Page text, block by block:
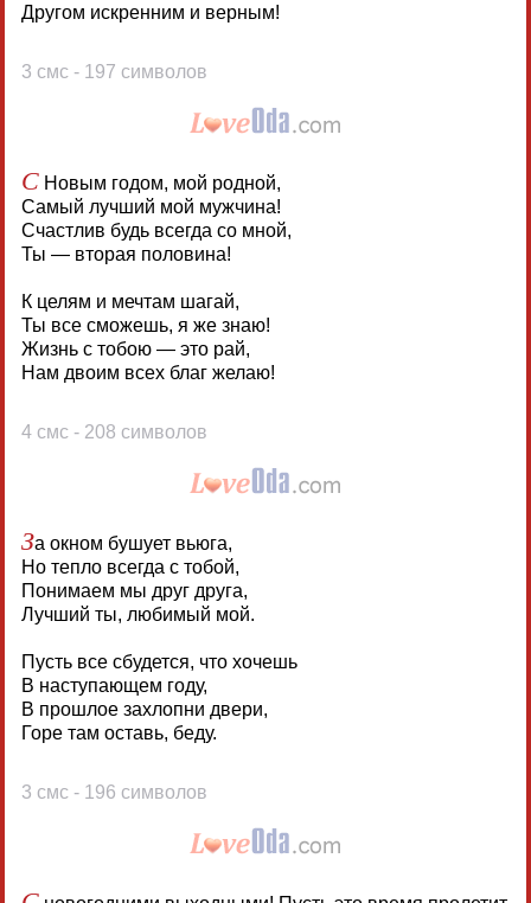
Другом искренним и верным!
3 смс - 197 символов
СНовым годом, мой родной,
Самый лучший мой мужчина!
Счастлив будь всегда со мной,
Ты — вторая половина!
К целям и мечтам шагай,
Ты все сможешь, я же знаю!
Жизнь с тобою — это рай,
Нам двоим всех благ желаю!
4 смс - 208 символов
За окном бушует вьюга,
Но тепло всегда с тобой,
Понимаем мы друг друга,
Лучший ты, любимый мой.
Пусть все сбудется, что хочешь
В наступающем году,
В прошлое захлопни двери,
Горе там оставь, беду.
3 смс - 196 символов